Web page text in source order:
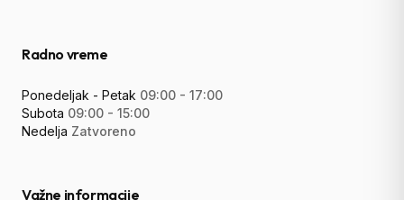
Radno vreme
Ponedeljak - Petak 09:00 - 17:00
Subota 09:00 - 15:00
Nedelja Zatvoreno
Važne informacije